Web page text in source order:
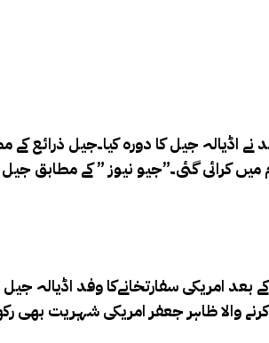
نے اڈیالہ جیل کا دورہ کیا۔
کرائی گئی۔”جیو نیوز ” کے مطابق جیل
شامل تھے، 30 منٹ ملاقات کے بعد امریکی
والا ظاہر جعفر امریکی شہریت بھی